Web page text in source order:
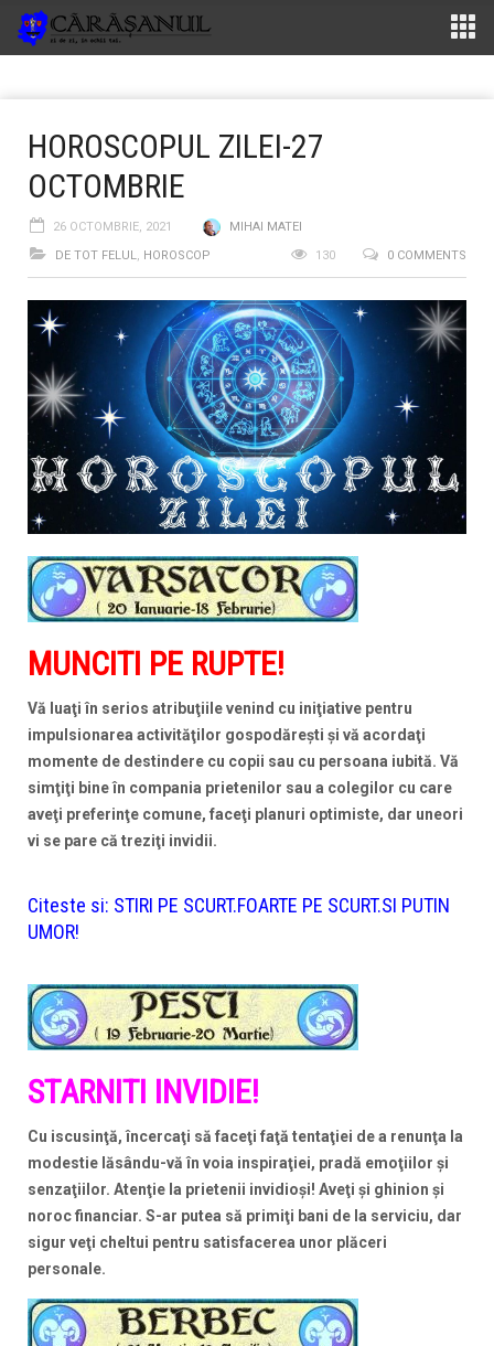
HOROSCOPUL ZILEI-27
OCTOMBRIE
26 OCTOMBRIE, 2021
MIHAI MATEI
DE TOT FELUL, HOROSCOP 0 COMMENTS
130
MUNCITI PE RUPTE!
Vă luaţi în serios atribuţiile venind cu iniţiative pentru
impulsionarea activităţilor gospodăreşti şi vă acordaţi
momente de destindere cu copii sau cu persoana iubită. Vă
simţiţi bine în compania prietenilor sau a colegilor cu care
aveţi preferinţe comune, faceţi planuri optimiste, dar uneori
vi se pare că treziţi invidii.
Citeste si: STIRI PE SCURT.FOARTE PE SCURT.SI PUTIN
UMOR!
STARNITI INVIDIE!
Cu iscusinţă, încercaţi să faceţi faţă tentaţiei de a renunţa la
modestie lăsându-vă în voia inspiraţiei, pradă emoţiilor şi
senzaţiilor. Atenţie la prietenii invidioşi! Aveţi şi ghinion şi
noroc financiar. S-ar putea să primiţi bani de la serviciu, dar
sigur veţi cheltui pentru satisfacerea unor plăceri
personale.